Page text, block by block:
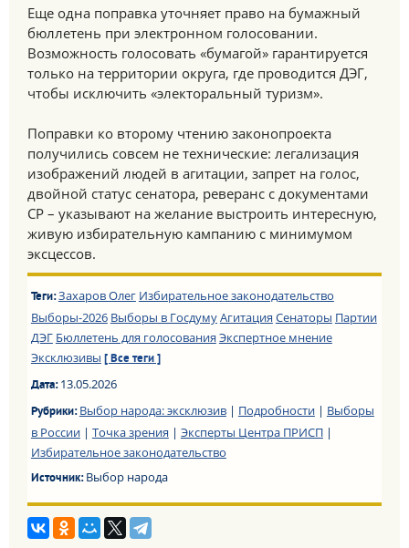
Еще одна поправка уточняет право на бумажный
бюллетень при электронном голосовании.
Возможность голосовать «бумагой» гарантируется
только на территории округа, где проводится ДЭГ,
чтобы исключить «электоральный туризм».
Поправки ко второму чтению законопроекта
получились совсем не технические: легализация
изображений людей в агитации, запрет на голос,
двойной статус сенатора, реверанс с документами
СР – указывают на желание выстроить интересную,
живую избирательную кампанию с минимумом
эксцессов.
Теги:Захаров Олег Избирательное законодательство
Выборы-2026 Выборы в ГосдумуАгитация Сенаторы Партии
ДЭГ Бюллетень для голосования Экспертное мнение
Эксклюзивы [ Все теги ]
Дата:13.05.2026
Рубрики:Выбор народа: эксклюзив| Подробности| Выборы
в России| Точка зрения | Эксперты Центра ПРИСП|
Избирательное законодательство
Источник:Выбор народа